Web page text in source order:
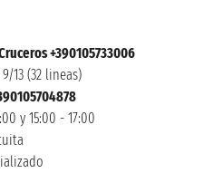
+390105733006
13 (32 lineas)
y 15:00 - 17:00